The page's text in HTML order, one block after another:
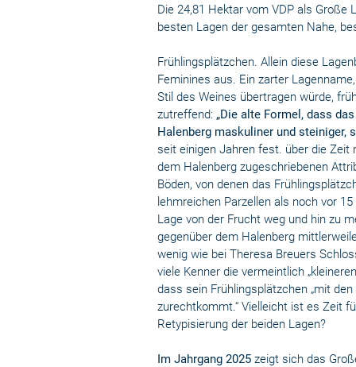
Die 24,81 Hektar vom VDP als
besten Lagen der gesamten Nahe,
Frühlingsplätzchen. Allein diese
Feminines aus. Ein zarter
Stil des Weines übertragen würde,
zutreffend: „Die alte Formel, dass
Halenberg maskuliner und steiniger,
seit einigen Jahren fest. über die Zeit
dem Halenberg zugeschriebenen
Böden, von denen das
lehmreichen Parzellen als noch vor
Lage von der Frucht weg und hin zu
gegenüber dem Halenberg
wenig wie bei Theresa Breuers
viele Kenner die vermeintlich
dass sein Frühlingsplätzchen „mit
zurechtkommt.“ Vielleicht ist es Zeit
Retypisierung der beiden Lagen?
Im Jahrgang 2025 zeigt sich das